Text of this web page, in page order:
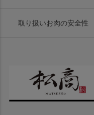
取り扱いお肉の安全性